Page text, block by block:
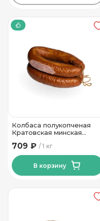
Колбаса полукопченая
Кратовская минская
1 кг
709 ₽
В корзину